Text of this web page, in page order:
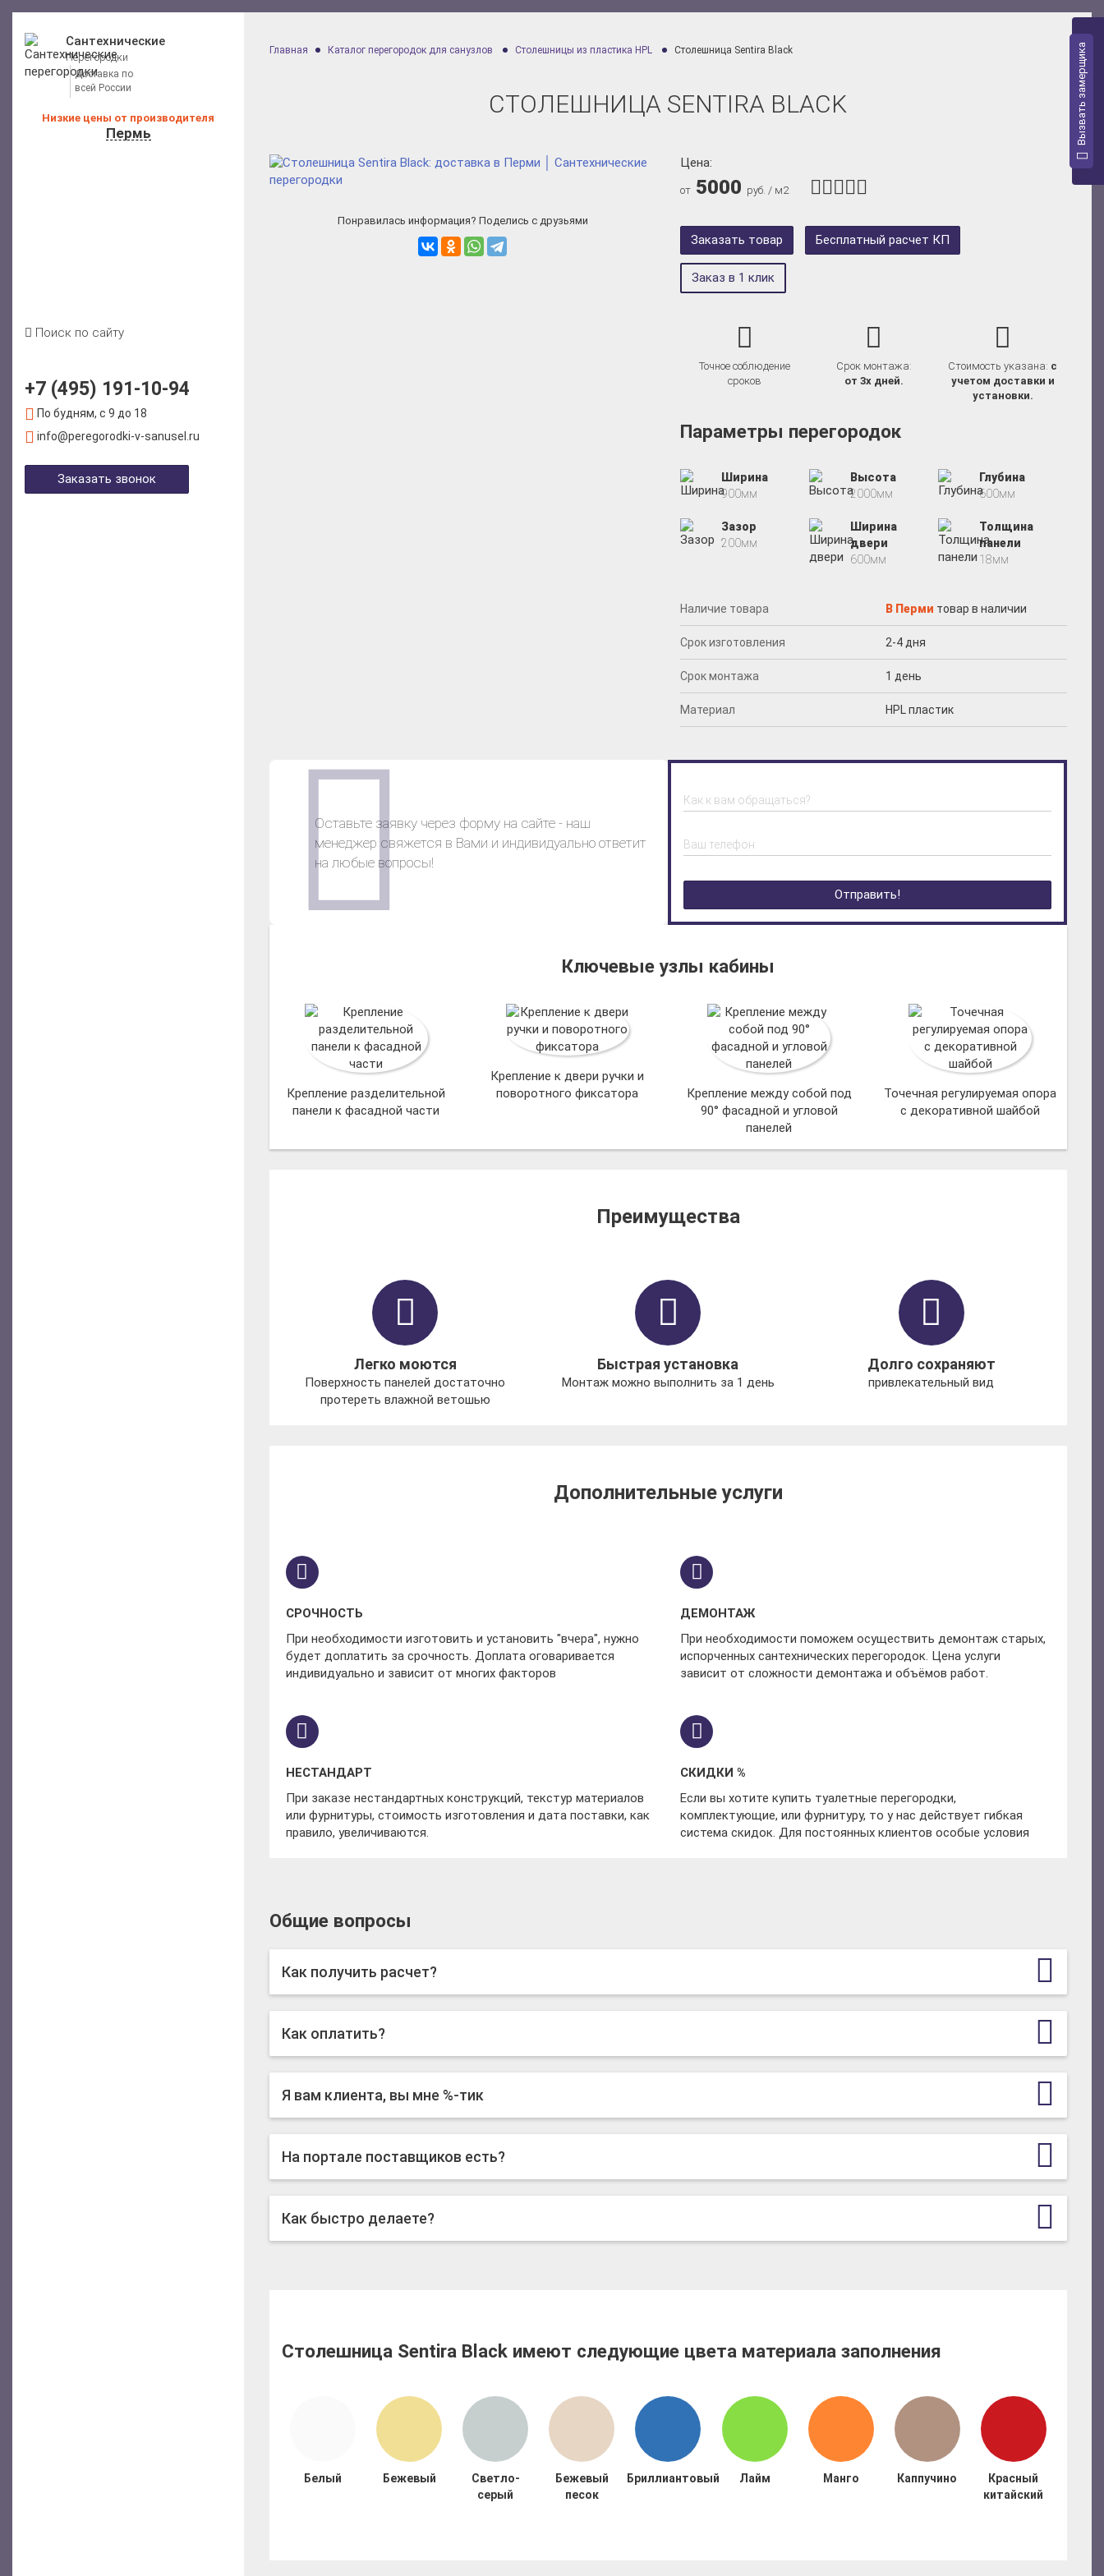
Вызвать замерщика
Сантехнические
Перегородки
Доставка по
всей России
Низкие цены от производителя
Пермь
Поиск по сайту
+7 (495) 191-10-94
По будням, с 9 до 18
info@peregorodki-v-sanusel.ru
Заказать звонок
Главная Каталог перегородок для санузлов Столешницы из пластика HPL Столешница Sentira Black
СТОЛЕШНИЦА SENTIRA BLACK
Понравилась информация? Поделись с друзьями
Цена:
от 5000 руб. / м2
Заказать товар Бесплатный расчет КП
Заказ в 1 клик
Точное соблюдение
сроков
Срок монтажа:
от 3х дней.
Стоимость указана: с
учетом доставки и
установки.
Параметры перегородок
Ширина
900мм
Высота
2000мм
Глубина
600мм
Зазор
200мм
Ширина
двери
600мм
Толщина
панели
18мм
Наличие товара В Перми товар в наличии
Срок изготовления 2-4 дня
Срок монтажа 1 день
Материал HPL пластик
Оставьте заявку через форму на сайте - наш
менеджер свяжется в Вами и индивидуально ответит
на любые вопросы!
Как к вам обращаться?
Ваш телефон
Отправить!
Ключевые узлы кабины
Крепление разделительной
панели к фасадной части
Крепление к двери ручки и
поворотного фиксатора
Крепление между собой под
90° фасадной и угловой
панелей
Точечная регулируемая опора
с декоративной шайбой
Преимущества
Легко моются
Поверхность панелей достаточно
протереть влажной ветошью
Быстрая установка
Монтаж можно выполнить за 1 день
Долго сохраняют
привлекательный вид
Дополнительные услуги
СРОЧНОСТЬ
При необходимости изготовить и установить "вчера", нужно
будет доплатить за срочность. Доплата оговаривается
индивидуально и зависит от многих факторов
ДЕМОНТАЖ
При необходимости поможем осуществить демонтаж старых,
испорченных сантехнических перегородок. Цена услуги
зависит от сложности демонтажа и объёмов работ.
НЕСТАНДАРТ
При заказе нестандартных конструкций, текстур материалов
или фурнитуры, стоимость изготовления и дата поставки, как
правило, увеличиваются.
СКИДКИ %
Если вы хотите купить туалетные перегородки,
комплектующие, или фурнитуру, то у нас действует гибкая
система скидок. Для постоянных клиентов особые условия
Общие вопросы
Как получить расчет?
Как оплатить?
Я вам клиента, вы мне %-тик
На портале поставщиков есть?
Как быстро делаете?
Столешница Sentira Black имеют следующие цвета материала заполнения
Белый Бежевый
Светло-
серый
Бежевый
песок
Бриллиантовый Лайм Манго Каппучино
Красный
китайский